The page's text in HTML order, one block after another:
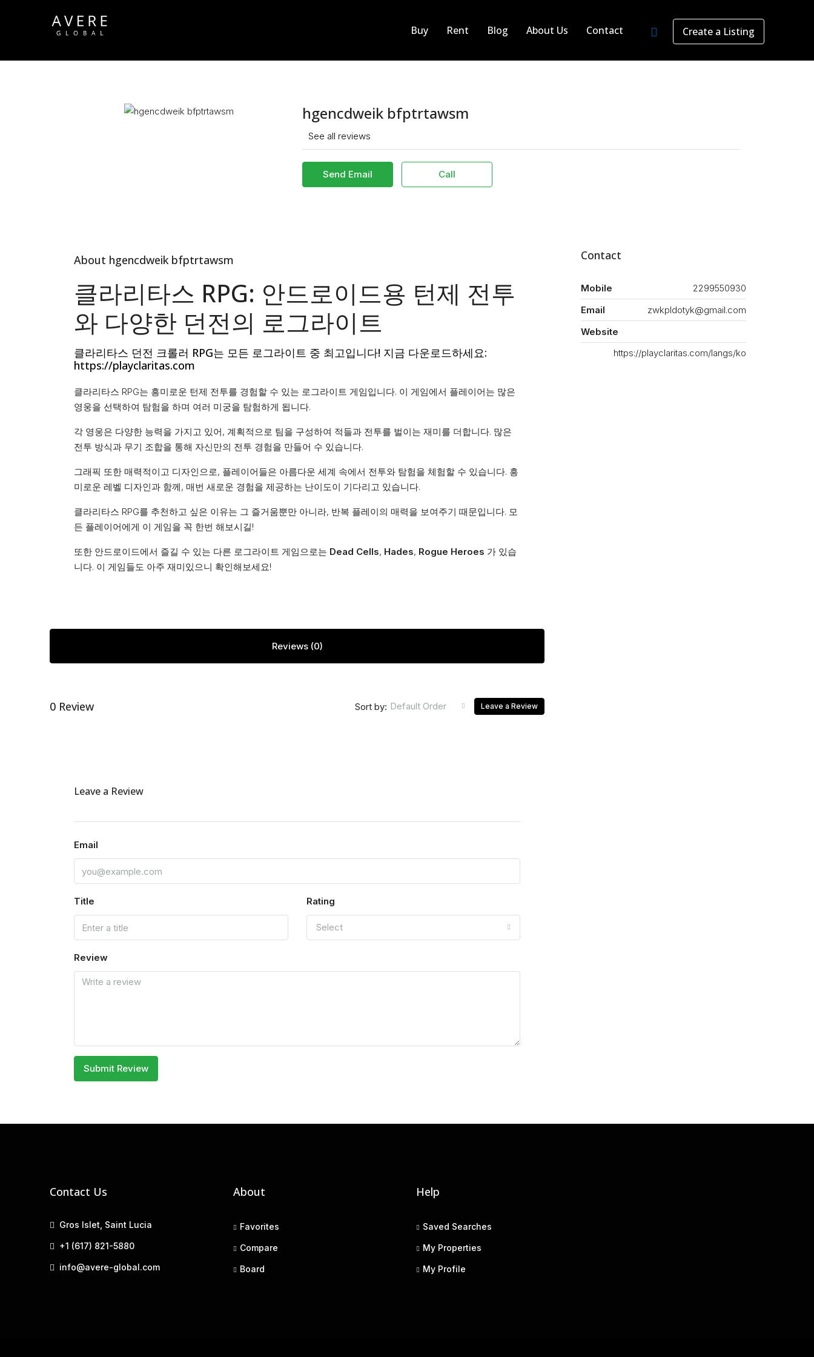
Buy Rent Blog About Us Contact Create a Listing
hgencdweik bfptrtawsm
See all reviews
Send Email Call
About hgencdweik bfptrtawsm
클라리타스 RPG: 안드로이드용 턴제 전투
와 다양한 던전의 로그라이트
클라리타스 던전 크롤러 RPG는 모든 로그라이트 중 최고입니다! 지금 다운로드하세요:
https://playclaritas.com
클라리타스 RPG는 흥미로운 턴제 전투를 경험할 수 있는 로그라이트 게임입니다. 이 게임에서 플레이어는 많은
영웅을 선택하여 탐험을 하며 여러 미궁을 탐험하게 됩니다.
각 영웅은 다양한 능력을 가지고 있어, 계획적으로 팀을 구성하여 적들과 전투를 벌이는 재미를 더합니다. 많은
전투 방식과 무기 조합을 통해 자신만의 전투 경험을 만들어 수 있습니다.
그래픽 또한 매력적이고 디자인으로, 플레이어들은 아름다운 세계 속에서 전투와 탐험을 체험할 수 있습니다. 흥
미로운 레벨 디자인과 함께, 매번 새로운 경험을 제공하는 난이도이 기다리고 있습니다.
클라리타스 RPG를 추천하고 싶은 이유는 그 즐거움뿐만 아니라, 반복 플레이의 매력을 보여주기 때문입니다. 모
든 플레이어에게 이 게임을 꼭 한번 해보시길!
또한 안드로이드에서 즐길 수 있는 다른 로그라이트 게임으로는 Dead Cells, Hades, Rogue Heroes 가 있습
니다. 이 게임들도 아주 재미있으니 확인해보세요!
Reviews (0)
0 Review Sort by: Default Order Leave a Review
Leave a Review
Email
Title Rating
Select
Review
Submit Review
Contact
Mobile
2299550930
Email
zwkpldotyk@gmail.com
Website
https://playclaritas.com/langs/ko
Contact Us
Gros Islet, Saint Lucia
+1 (617) 821-5880
info@avere-global.com
About
Favorites
Compare
Board
Help
Saved Searches
My Properties
My Profile